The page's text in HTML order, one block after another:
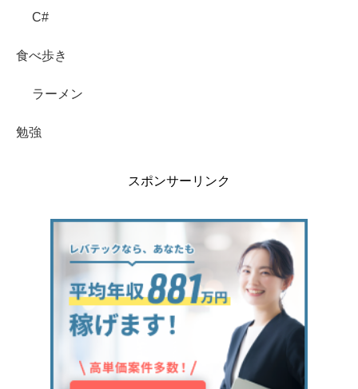
C#
食べ歩き
ラーメン
勉強
スポンサーリンク